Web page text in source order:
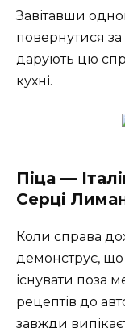
Завітавши
повернутися
дарують цю
кухні.
Піца —
Серці
Коли справа
демонструє, що
існувати поза
рецептів до
завжди